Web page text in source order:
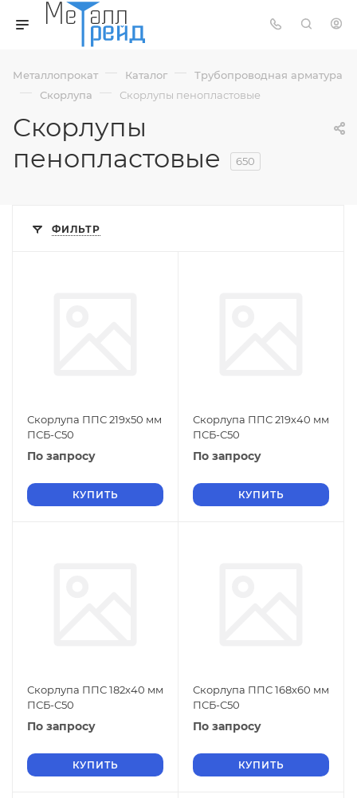
Металлопрокат — Каталог — Трубопроводная арматура
— Скорлупа — Скорлупы пенопластовые
Скорлупы
пенопластовые
650
ФИЛЬТР
Скорлупа ППС 219х50 мм
ПСБ-С50
По запросу
КУПИТЬ
Скорлупа ППС 219х40 мм
ПСБ-С50
По запросу
КУПИТЬ
Скорлупа ППС 182х40 мм
ПСБ-С50
По запросу
КУПИТЬ
Скорлупа ППС 168х60 мм
ПСБ-С50
По запросу
КУПИТЬ